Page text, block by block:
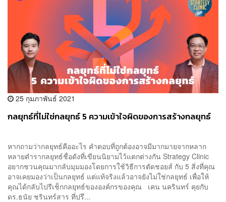
25 กุมภาพันธ์ 2021
กลยุทธ์ที่ไม่ใช่กลยุทธ์ 5 ความเข้าใจผิดของการสร้างกลยุทธ์
หากถามว่ากลยุทธ์คืออะไร คำตอบที่ถูกต้องอาจมีมากมายจากหลาก
หลายตำรากลยุทธ์ชื่อดังที่เขียนนิยามไว้แตกต่างกัน Strategy Clinic
อยากชวนคุณมากลับมุมมองโดยการใช้วิธีการตัดชอยส์ กับ 5 สิ่งที่คุณ
อาจเคยมองว่าเป็นกลยุทธ์ แต่แท้จริงแล้วอาจยังไม่ใช่กลยุทธ์ เพื่อให้
คุณได้กลับไปรีเช็กกลยุทธ์ขององค์กรของคุณ เคน นครินทร์ คุยกับ
ดร.ธนัย ชรินทร์สาร ที่ปรึ...